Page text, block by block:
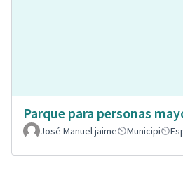
Parque para personas
José Manuel jaime
Municipi